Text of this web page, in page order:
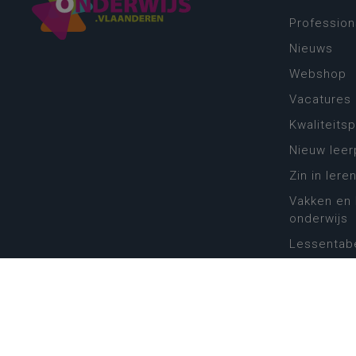
Nieuws
Webshop
Vacatures
Nieuw
Zin in
Vakken
onderwijs